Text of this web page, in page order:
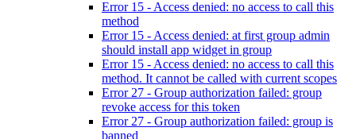
Error 15 - Access denied: no access to call this
method
Error 15 - Access denied: at first group admin
should install app widget in group
Error 15 - Access denied: no access to call this
method. It cannot be called with current scopes
Error 27 - Group authorization failed: group
revoke access for this token
Error 27 - Group authorization failed: group is
banned